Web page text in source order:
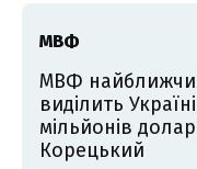
МВФ
МВФ
виділить
мільйонів
Корецький